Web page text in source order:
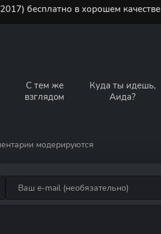
бесплатно в хорошем качестве
С тем же
взглядом
Куда ты идешь,
Аида?
модерируются